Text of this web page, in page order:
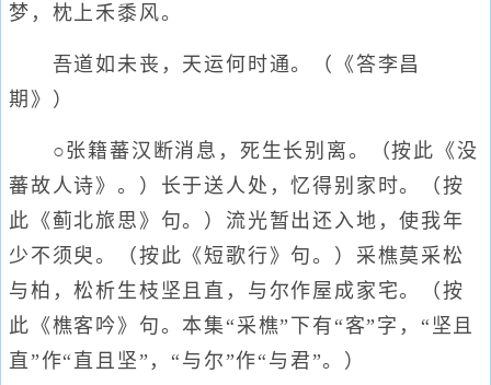
梦，枕上禾黍风。
吾道如未丧，天运何时通。（《答李昌
期》）
○张籍蕃汉断消息，死生长别离。（按此《没
蕃故人诗》。）长于送人处，忆得别家时。（按
此《蓟北旅思》句。）流光暂出还入地，使我年
少不须臾。（按此《短歌行》句。）采樵莫采松
与柏，松析生枝坚且直，与尔作屋成家宅。（按
此《樵客吟》句。本集“采樵”下有“客”字，“坚且
直”作“直且坚”，“与尔”作“与君”。）